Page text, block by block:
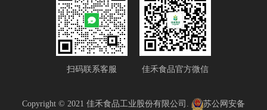
扫码联系客服 佳禾食品官方微信
Copyright © 2021 佳禾食品工业股份有限公司.
苏公网安备